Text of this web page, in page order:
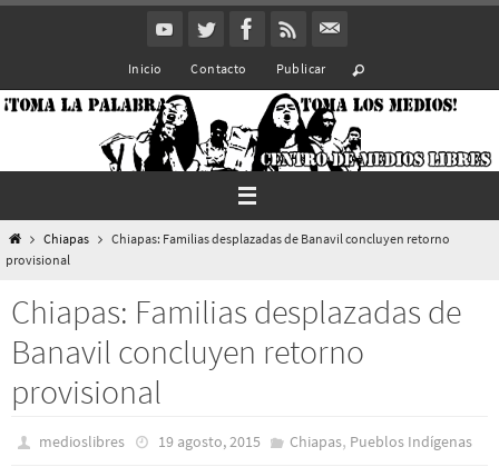
Inicio Contacto Publicar
InicioChiapas
Chiapas: Familias desplazadas de Banavil concluyen retorno
provisional
Chiapas: Familias desplazadas de
Banavil concluyen retorno
provisional
medioslibres 19 agosto, 2015 Chiapas, Pueblos Indí­genas